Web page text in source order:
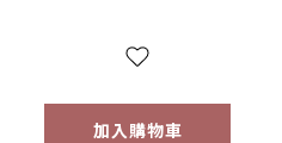
6m+｜常溫｜【優
加入購物車